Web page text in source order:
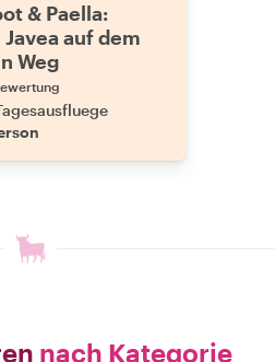
& Paella:
auf dem
Weg
nach Kategorie